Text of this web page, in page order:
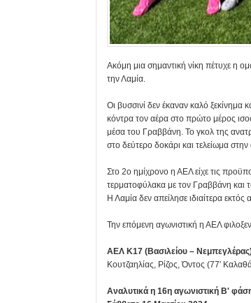
Ακόμη μια σημαντική νίκη πέτυχε η
την Λαμία.
Οι βυσσινί δεν έκαναν καλό
κόντρα τον αέρα στο πρώτο μέρος
μέσα του Γραββάνη. Το γκολ της
στο δεύτερο δοκάρι και τελείωμα
Στο 2ο ημίχρονο η ΑΕΛ είχε τις
τερματοφύλακα με τον Γραββάνη και
Η Λαμία δεν απείλησε ιδιαίτερα
Την επόμενη αγωνιστική η ΑΕΛ
ΑΕΛ Κ17 (Βασιλείου –
Κουτζαηλίας, Ρίζος, Όντος (77′
Αναλυτικά η 16η αγωνιστική Β'